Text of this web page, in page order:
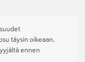
täysin oikeaan.
ennen